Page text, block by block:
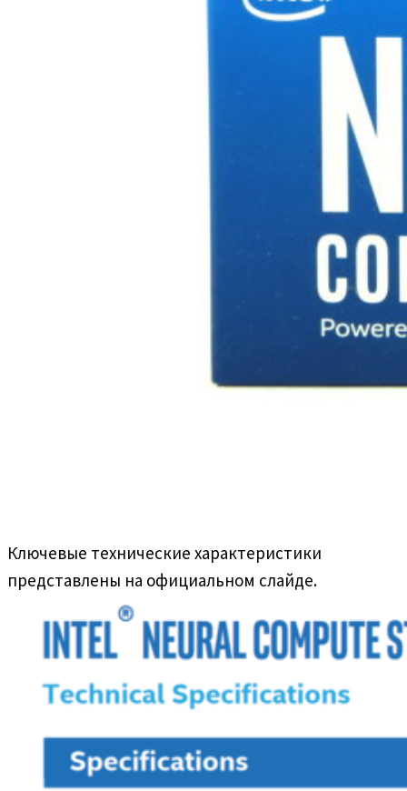
Ключевые технические характеристики
представлены на официальном слайде.